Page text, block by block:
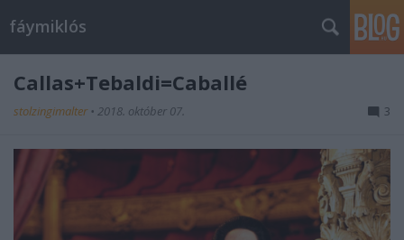
fáymiklós
Callas+Tebaldi=Caballé
stolzingimalter • 2018. október 07. 3